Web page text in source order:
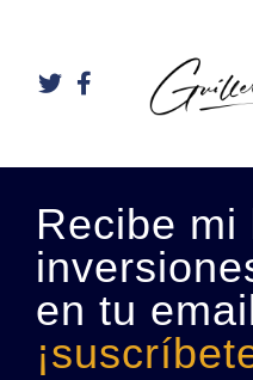
Recibe
en tu